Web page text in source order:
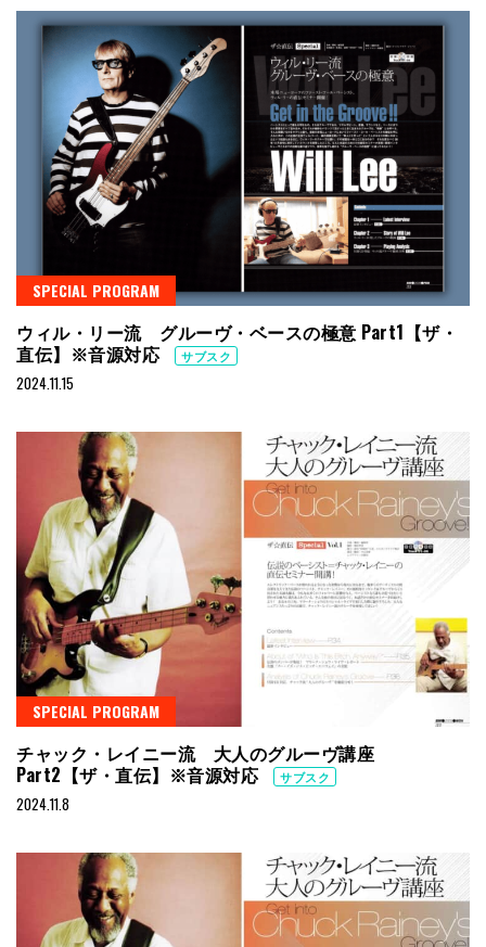
SPECIAL PROGRAM
ウィル・リー流 グルーヴ・ベースの極意 Part1【ザ・
直伝】※音源対応
サブスク
2024.11.15
SPECIAL PROGRAM
チャック・レイニー流 大人のグルーヴ講座
Part2【ザ・直伝】※音源対応
サブスク
2024.11.8